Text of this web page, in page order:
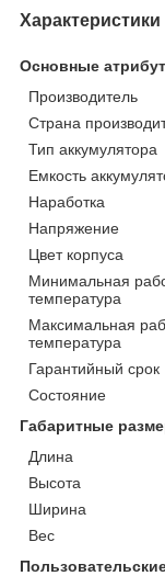
Характеристики
Основные
Производитель
Страна
Тип аккумулятора
Емкость
Наработка
Напряжение
Цвет корпуса
Минимальная
температура
Максимальная
температура
Гарантийный срок
Состояние
Габаритные
Длина
Высота
Ширина
Вес